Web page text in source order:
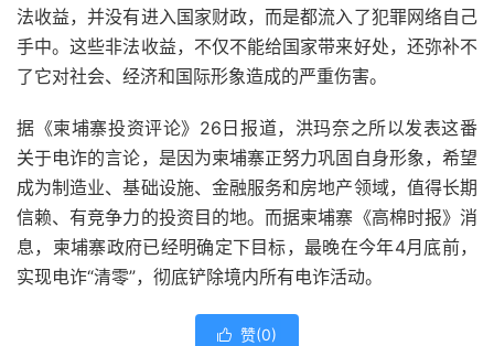
法收益，并没有进入国家财政，而是都流入了犯罪网络自己
手中。这些非法收益，不仅不能给国家带来好处，还弥补不
了它对社会、经济和国际形象造成的严重伤害。
据《柬埔寨投资评论》26日报道，洪玛奈之所以发表这番
关于电诈的言论，是因为柬埔寨正努力巩固自身形象，希望
成为制造业、基础设施、金融服务和房地产领域，值得长期
信赖、有竞争力的投资目的地。而据柬埔寨《高棉时报》消
息，柬埔寨政府已经明确定下目标，最晚在今年4月底前，
实现电诈“清零”，彻底铲除境内所有电诈活动。
 赞(0)